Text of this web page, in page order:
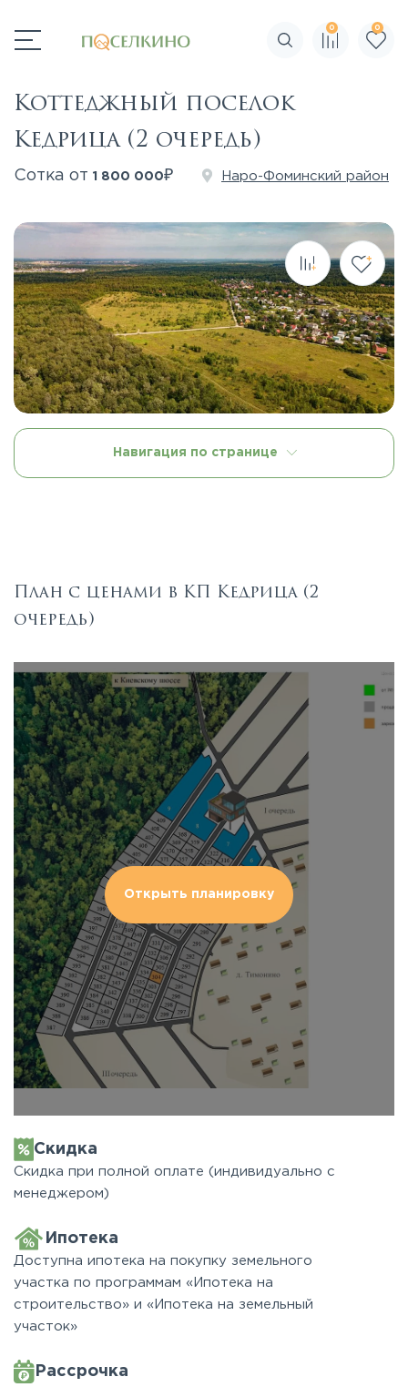
Поиск по сайту
0 0
Коттеджный поселок
Кедрица (2 очередь)
Сотка от 1 800 000₽ Наро-Фоминский район
Навигация по странице
План с ценами в КП Кедрица (2
очередь)
Открыть планировку
Скидка
Скидка при полной оплате (индивидуально с
менеджером)
Ипотека
Доступна ипотека на покупку земельного
участка по программам «Ипотека на
строительство» и «Ипотека на земельный
участок»
Рассрочка